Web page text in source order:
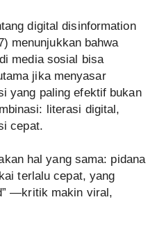
digital disinformation
menunjukkan bahwa
media sosial bisa
jika menyasar
yang paling efektif bukan
literasi digital,
cepat.
hal yang sama: pidana
terlalu cepat, yang
—kritik makin viral,